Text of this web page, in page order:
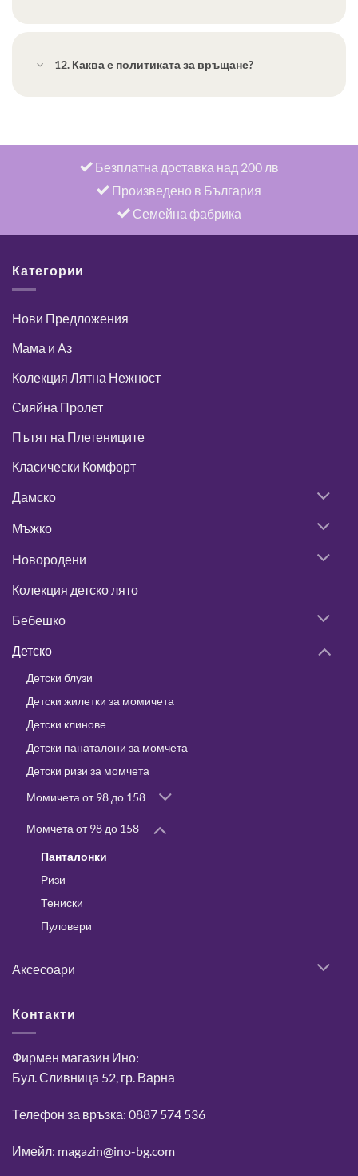
12. Каква е политиката за връщане?
Безплатна доставка над 200 лв
Произведено в България
Семейна фабрика
Категории
Нови Предложения
Мама и Аз
Колекция Лятна Нежност
Сияйна Пролет
Пътят на Плетениците
Класически Комфорт
Дамско
Мъжко
Новородени
Колекция детско лято
Бебешко
Детско
Детски блузи
Детски жилетки за момичета
Детски клинове
Детски панаталони за момчета
Детски ризи за момчета
Момичета от 98 до 158
Момчета от 98 до 158
Панталонки
Ризи
Тениски
Пуловери
Аксесоари
Контакти
Фирмен магазин Ино:
Бул. Сливница 52, гр. Варна
Телефон за връзка: 0887 574 536
Имейл: magazin@ino-bg.com